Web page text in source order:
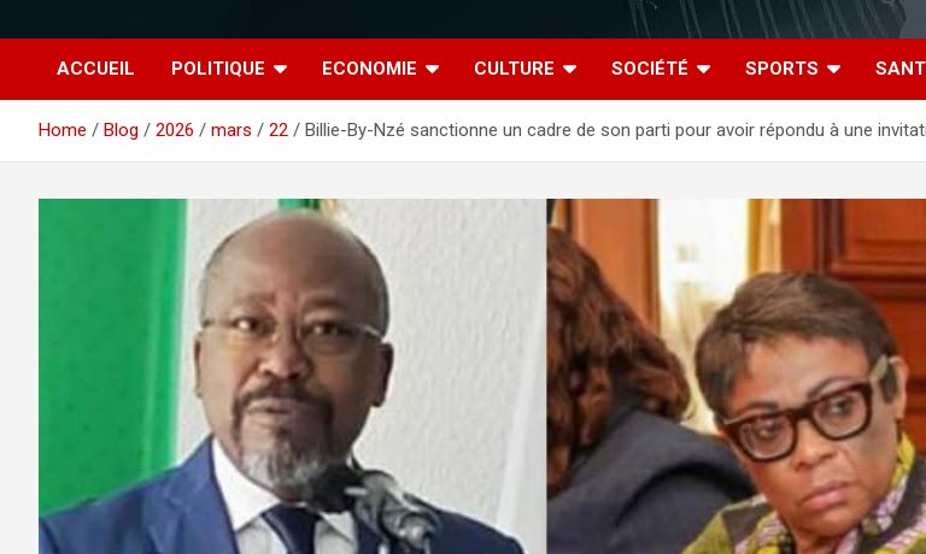
ACCUEIL POLITIQUE ECONOMIE CULTURE SOCIÉTÉ SPORTS
Home Blog 2026 mars 22 Billie-By-Nzé sanctionne un cadre de son parti pour avoir répondu à une